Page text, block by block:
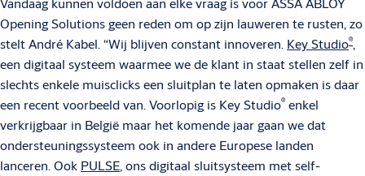
Opening Solutions geen reden om op zijn lauweren te rusten, zo
stelt André Kabel. “Wij blijven constant innoveren. Key Studio®,
een digitaal systeem waarmee we de klant in staat stellen zelf in
slechts enkele muisclicks een sluitplan te laten opmaken is daar
een recent voorbeeld van. Voorlopig is Key Studio® enkel
verkrijgbaar in België maar het komende jaar gaan we dat
ondersteuningssysteem ook in andere Europese landen
lanceren. Ook PULSE, ons digitaal sluitsysteem met self-